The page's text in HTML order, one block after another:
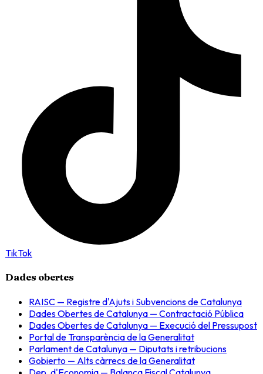
TikTok
Dades obertes
RAISC — Registre d'Ajuts i Subvencions de Catalunya
Dades Obertes de Catalunya — Contractació Pública
Dades Obertes de Catalunya — Execució del Pressupost
Portal de Transparència de la Generalitat
Parlament de Catalunya — Diputats i retribucions
Gobierto — Alts càrrecs de la Generalitat